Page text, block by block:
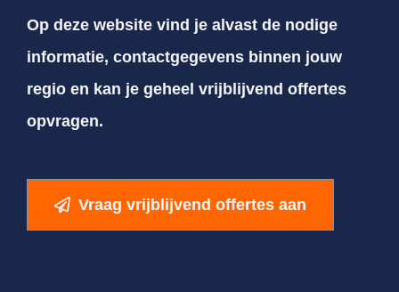
Op deze website vind je alvast de nodige
informatie, contactgegevens binnen jouw
regio en kan je geheel vrijblijvend offertes
opvragen.
Vraag vrijblijvend offertes aan